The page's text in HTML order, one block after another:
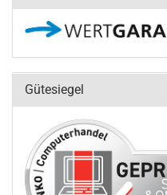
Gütesiegel